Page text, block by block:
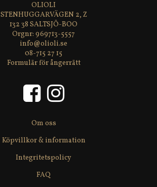
OLIOLI
STENHUGGARVÄGEN 2, Z
132 38 SALTSJÖ-BOO
info@olioli.se
08-715 27 15
Formulär för ångerrätt
969713-5557
Om oss
Köpvillkor & information
Integritetspolicy
FAQ